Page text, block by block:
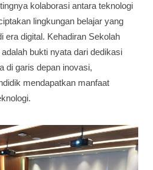
kolaborasi antara teknologi
lingkungan belajar yang
era digital. Kehadiran Sekolah
bukti nyata dari dedikasi
di garis depan inovasi,
mendapatkan manfaat